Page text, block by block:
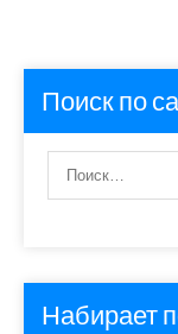
Поиск по
Набирает